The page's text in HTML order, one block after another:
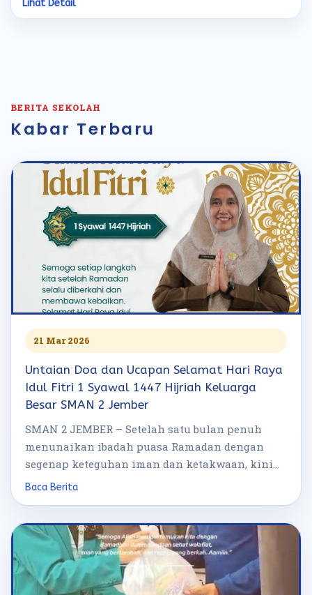
Lihat Detail
BERITA SEKOLAH
Kabar Terbaru
21 Mar 2026
Untaian Doa dan Ucapan Selamat Hari Raya
Idul Fitri 1 Syawal 1447 Hijriah Keluarga
Besar SMAN 2 Jember
SMAN 2 JEMBER – Setelah satu bulan penuh
menunaikan ibadah puasa Ramadan dengan
segenap keteguhan iman dan ketakwaan, kini
hari […]
Baca Berita